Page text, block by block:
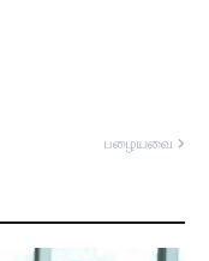
பழையவை